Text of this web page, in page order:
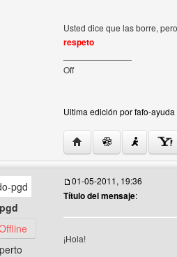
Usted dice que las borre,
respeto
Off
Ultima edición por fafo-
Visitar sitio web del
pgd Ver perfil del usuario
01-05-2011, 19:36
Título del mensaje:
¡Hola!